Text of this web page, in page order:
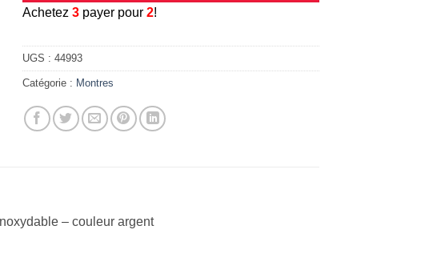
Achetez3 payer pour2!
UGS :44993
Catégorie : Montres
– couleur argent